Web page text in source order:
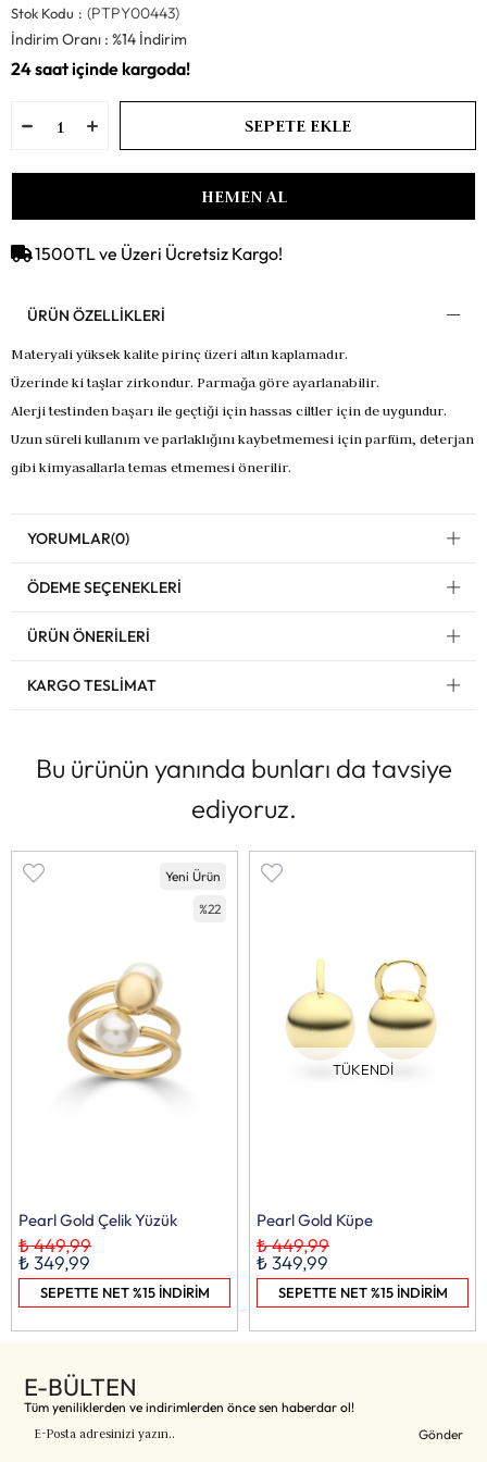
Stok Kodu
(PTPY00443)
İndirim Oranı : %14 İndirim
1500TL ve Üzeri Ücretsiz Kargo!
ÜRÜN ÖZELLIKLERI
Materyali yüksek kalite pirinç üzeri altın kaplamadır.
Üzerinde ki taşlar zirkondur. Parmağa göre ayarlanabilir.
Alerji testinden başarı ile geçtiği için hassas ciltler için de uygundur.
Uzun süreli kullanım ve parlaklığını kaybetmemesi için parfüm, deterjan
gibi kimyasallarla temas etmemesi önerilir.
YORUMLAR(0)
ÖDEME SEÇENEKLERI
ÜRÜN ÖNERILERI
KARGO TESLIMAT
Bu ürünün yanında bunları da tavsiye
ediyoruz.
Pearl Gold Çelik Yüzük
₺ 349,99
₺ 449,99
SEPETTE NET %15 İNDİRİM
Yeni Ürün
%22
TÜKENDI
Pearl Gold Küpe
₺ 349,99
₺ 449,99
SEPETTE NET %15 İNDİRİM
E-BÜLTEN
Tüm yeniliklerden ve indirimlerden önce sen haberdar ol!
Gönder